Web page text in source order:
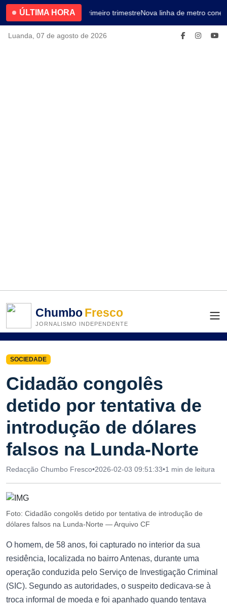
ÚLTIMA HORA4.2% no primeiro trimestreNova linha de metro
Luanda, 07 de agosto de 2026
ChumboFresco
JORNALISMO INDEPENDENTE
SOCIEDADE
Cidadão congolês
detido por tentativa de
introdução de dólares
falsos na Lunda-Norte
Redacção Chumbo Fresco•2026-02-03 09:51:33•1 min de leitura
Foto: Cidadão congolês detido por tentativa de introdução de
dólares falsos na Lunda-Norte — Arquivo CF
O homem, de 58 anos, foi capturado no interior da sua
residência, localizada no bairro Antenas, durante uma
operação conduzida pelo Serviço de Investigação Criminal
(SIC). Segundo as autoridades, o suspeito dedicava-se à
troca informal de moeda e foi apanhado quando tentava